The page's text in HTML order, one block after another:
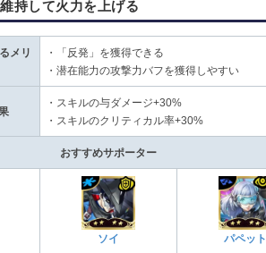
持して火力を上げる
メリ
・「反発」を獲得できる
・潜在能力の攻撃力バフを獲得しやすい
・スキルの与ダメージ+30%
・スキルのクリティカル率+30%
おすすめサポーター
ソイ パペット